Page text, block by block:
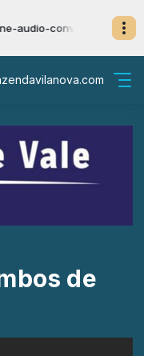
audio-convert.com)
de